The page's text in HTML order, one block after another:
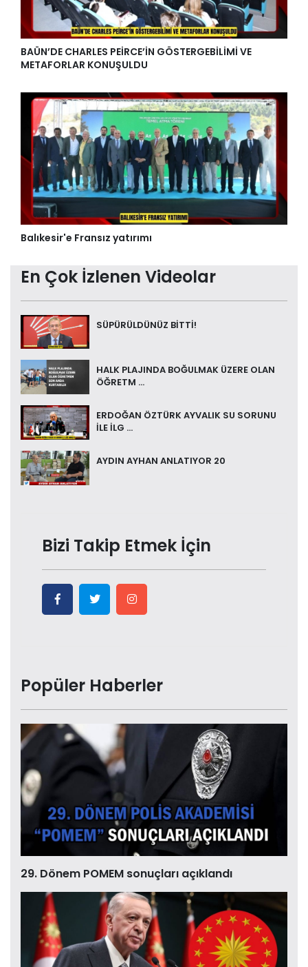
BAÜN’DE CHARLES PEİRCE’İN GÖSTERGEBİLİMİ VE
METAFORLAR KONUŞULDU
Balıkesir'e Fransız yatırımı
En Çok İzlenen Videolar
SÜPÜRÜLDÜNÜZ BİTTİ!
HALK PLAJINDA BOĞULMAK ÜZERE OLAN
ÖĞRETM ...
ERDOĞAN ÖZTÜRK AYVALIK SU SORUNU
İLE İLG ...
AYDIN AYHAN ANLATIYOR 20
Bizi Takip Etmek İçin
Popüler Haberler
29. Dönem POMEM sonuçları açıklandı